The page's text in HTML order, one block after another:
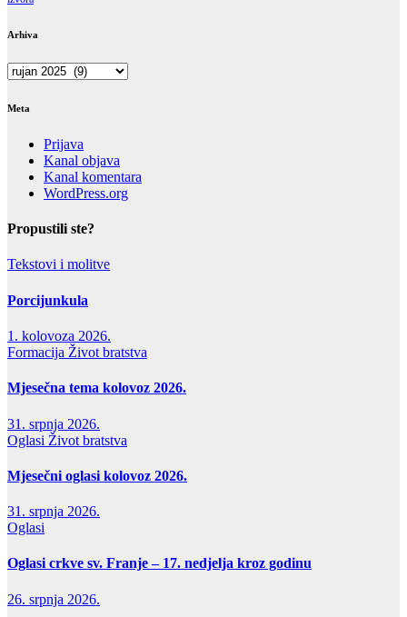
Arhiva
Arhiva
Meta
Prijava
Kanal objava
Kanal komentara
WordPress.org
Propustili ste?
Tekstovi i molitve
Porcijunkula
1. kolovoza 2026.
Formacija Život bratstva
Mjesečna tema kolovoz 2026.
31. srpnja 2026.
Oglasi Život bratstva
Mjesečni oglasi kolovoz 2026.
31. srpnja 2026.
Oglasi
Oglasi crkve sv. Franje – 17. nedjelja kroz godinu
26. srpnja 2026.